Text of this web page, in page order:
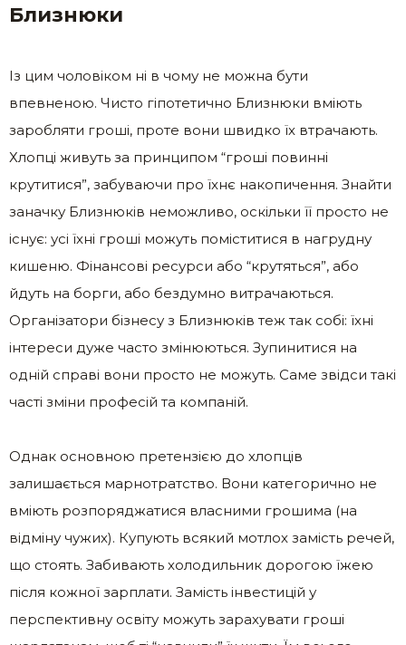
Близнюки
Із цим чоловіком ні в чому не можна бути
впевненою. Чисто гіпотетично Близнюки вміють
заробляти гроші, проте вони швидко їх втрачають.
Хлопці живуть за принципом “гроші повинні
крутитися”, забуваючи про їхнє накопичення. Знайти
заначку Близнюків неможливо, оскільки її просто не
існує: усі їхні гроші можуть поміститися в нагрудну
кишеню. Фінансові ресурси або “крутяться”, або
йдуть на борги, або бездумно витрачаються.
Організатори бізнесу з Близнюків теж так собі: їхні
інтереси дуже часто змінюються. Зупинитися на
одній справі вони просто не можуть. Саме звідси такі
часті зміни професій та компаній.
Однак основною претензією до хлопців
залишається марнотратство. Вони категорично не
вміють розпоряджатися власними грошима (на
відміну чужих). Купують всякий мотлох замість речей,
що стоять. Забивають холодильник дорогою їжею
після кожної зарплати. Замість інвестицій у
перспективну освіту можуть зарахувати гроші